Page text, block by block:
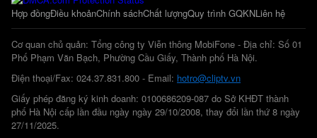
Hợp đồngĐiều khoảnChính sáchChất lượngQuy trình GQKNLiên hệ
Cơ quan chủ quản: Tổng công ty Viễn thông MobiFone - Địa chỉ: Số 01
Phố Phạm Văn Bạch, Phường Cầu Giấy, Thành phố Hà Nội.
Điện thoại/Fax: 024.37.831.800 - Email: hotro@cliptv.vn
Giấy phép đăng ký kinh doanh: 0100686209-087 do Sở KHĐT thành
phố Hà Nội cấp lần đầu ngày ngày 29/10/2008, thay đổi lần thứ 8 ngày
27/11/2025.